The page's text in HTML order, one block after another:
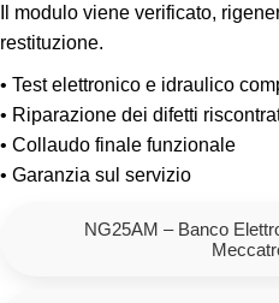
Il modulo viene verificato,
restituzione.
• Test elettronico e idraulico
• Riparazione dei difetti
• Collaudo finale funzionale
• Garanzia sul servizio
NG25AM – Banco